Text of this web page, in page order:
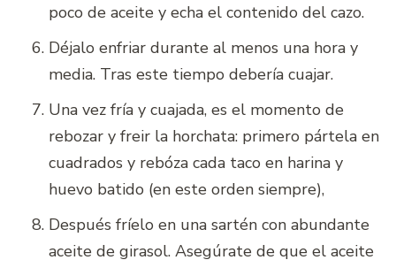
poco de aceite y echa el contenido del cazo.
Déjalo enfriar durante al menos una hora y
media. Tras este tiempo debería cuajar.
Una vez fría y cuajada, es el momento de
rebozar y freir la horchata: primero pártela en
cuadrados y rebóza cada taco en harina y
huevo batido (en este orden siempre),
Después fríelo en una sartén con abundante
aceite de girasol. Asegúrate de que el aceite